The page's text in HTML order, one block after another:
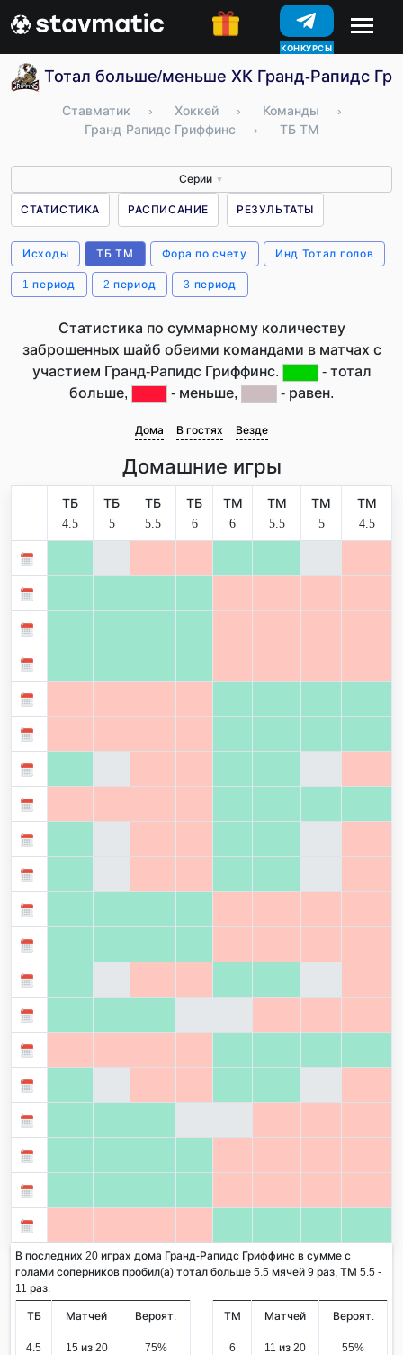
КОНКУРСЫ
Тотал больше/меньше ХК Гранд-Рапидс
Ставматик › Хоккей › Команды
›
Гранд-Рапидс Гриффинс
› ТБ ТМ
Серии ▼
СТАТИСТИКА РАСПИСАНИЕ РЕЗУЛЬТАТЫ
Исходы ТБ ТМ Фора по счету Инд.Тотал голов
1 период 2 период 3 период
Статистика по суммарному количеству
заброшенных шайб обеими командами в матчах с
участием Гранд-Рапидс Гриффинс.
- тотал
больше,
- меньше, - равен.
Дома В гостях Везде
Домашние игры
ТБ
4.5
ТБ
5
ТБ
5.5
ТБ
6
ТМ
6
ТМ
5.5
ТМ
5
ТМ
4.5
В последних 20 играх дома Гранд-Рапидс Гриффинс в сумме с
голами соперников пробил(а) тотал больше 5.5 мячей 9 раз, ТМ 5.5 -
11 раз.
ТБ Матчей Вероят.
4.5 15 из 20 75%
ТМ Матчей Вероят.
6 11 из 20 55%